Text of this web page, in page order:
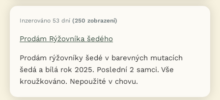
Inzerováno 53 dní (250 zobrazení)
Prodám Rýžovníka šedého
Prodám rýžovníky šedé v barevných mutacích
šedá a bílá rok 2025. Poslední 2 samci. Vše
kroužkováno. Nepoužité v chovu.